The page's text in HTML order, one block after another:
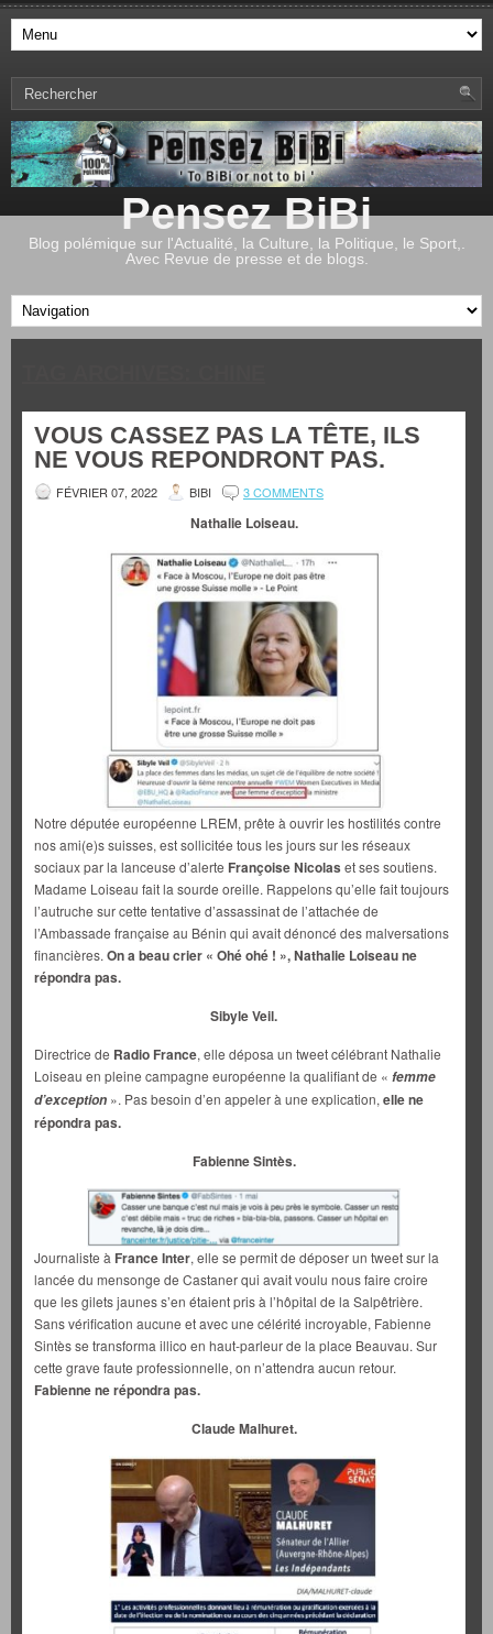
Pensez BiBi
Blog polémique sur l'Actualité, la Culture, la Politique, le Sport,.
Avec Revue de presse et de blogs.
VOUS CASSEZ PAS LA TÊTE, ILS
NE VOUS REPONDRONT PAS.
FÉVRIER 07, 2022 BIBI 3 COMMENTS
Nathalie Loiseau.
Notre députée européenne LREM, prête à ouvrir les hostilités contre
nos ami(e)s suisses, est sollicitée tous les jours sur les réseaux
sociaux par la lanceuse d’alerte Françoise Nicolas et ses soutiens.
Madame Loiseau fait la sourde oreille. Rappelons qu’elle fait toujours
l’autruche sur cette tentative d’assassinat de l’attachée de
l’Ambassade française au Bénin qui avait dénoncé des malversations
financières. On a beau crier « Ohé ohé ! », Nathalie Loiseau ne
répondra pas.
Sibyle Veil.
Directrice de Radio France, elle déposa un tweet célébrant Nathalie
Loiseau en pleine campagne européenne la qualifiant de « femme
d’exception ». Pas besoin d’en appeler à une explication, elle ne
répondra pas.
Fabienne Sintès.
Journaliste à France Inter, elle se permit de déposer un tweet sur la
lancée du mensonge de Castaner qui avait voulu nous faire croire
que les gilets jaunes s’en étaient pris à l’hôpital de la Salpêtrière.
Sans vérification aucune et avec une célérité incroyable, Fabienne
Sintès se transforma illico en haut-parleur de la place Beauvau. Sur
cette grave faute professionnelle, on n’attendra aucun retour.
Fabienne ne répondra pas.
Claude Malhuret.